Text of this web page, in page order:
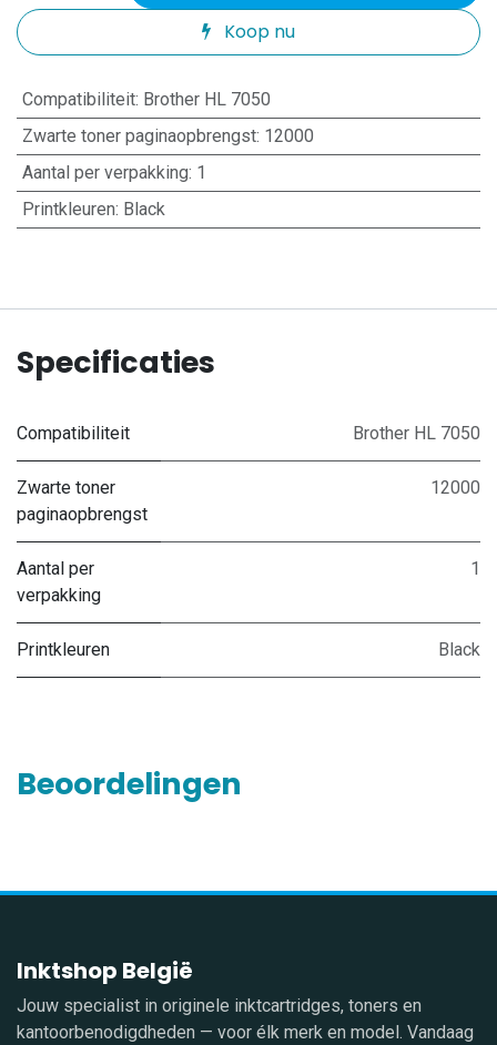
Koop nu
Compatibiliteit: Brother HL 7050
Zwarte toner paginaopbrengst: 12000
Aantal per verpakking: 1
Printkleuren: Black
Specificaties
Compatibiliteit Brother HL 7050
Zwarte toner
paginaopbrengst
12000
Aantal per
verpakking
1
Printkleuren Black
Beoordelingen
Inktshop België
Jouw specialist in originele inktcartridges, toners en
kantoorbenodigdheden — voor élk merk en model. Vandaag